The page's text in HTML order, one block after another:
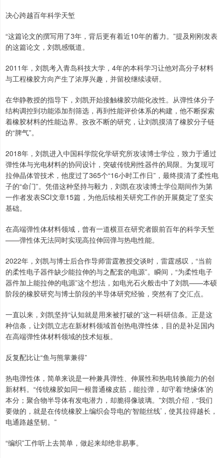
决心跨越百年科学天堑
“这篇论文的撰写用了3年，背后更有着近10年的蓄力。”提及刚刚发表
的这篇论文，刘凯感慨道。
2011年，刘凯考入青岛科技大学，4年的本科学习让他对高分子材料
与工程橡胶方向产生了浓厚兴趣，并留校继续读研。
在华静教授的指导下，刘凯开始接触橡胶功能化改性。从弹性体分子
结构调控到功能添加剂筛选，再到性能评价体系的构建，他不断探索
着橡胶材料的性能边界。孜孜不断的研究，让刘凯摸清了橡胶分子链
的“脾气”。
2018年，刘凯进入中国科学院化学研究所攻读博士学位，致力于通过
弹性体与光电材料的协同设计，突破传统刚性器件的局限。为复现可
拉伸晶体管技术，他度过了365个“16小时工作日”，最终摸清了柔性电
子的“命门”。凭借这种坚持与毅力，刘凯在攻读博士学位期间作为第
一作者发表SCI文章15篇，为他后续相关研究工作的开展奠定了坚实
基础。
在高端弹性体材料领域，曾有一道横亘在研究者眼前百年的科学天堑
——弹性体无法同时实现高拉伸回弹与热电性能。
2022年，刘凯与博士后合作导师雷霆教授交谈时，雷霆感叹，“当前
的柔性电子器件缺少能拉伸的与之配套的电源”。瞬间，“为柔性电子
器件加上能拉伸的电源”这个想法，如电光石火般击中了刘凯——本硕
阶段的橡胶研究与博士阶段的半导体研究经验，突然有了交汇点。
一直以来，刘凯坚持“认知就是用来被打破的”这一科研信条。正是这
种信条，让刘凯立志在新材料领域首创热电弹性体，目的是补足国内
在高端弹性体材料领域的技术短板。
反复配比让“鱼与熊掌兼得”
热电弹性体，简单来说是一种兼具弹性、伸展性和热电转换能力的创
新材料。“传统橡胶如同一根普通橡皮筋，能拉弹，却守着‘绝缘体’的
本分；聚合物半导体有发电潜力，却脆得像玻璃。”刘凯介绍，“我们
要做的，就是在传统橡胶上编织会导电的‘智能丝线’，使其拉得越长，
电通路越坚韧。”
“编织”工作听上去简单，做起来却绝非易事。